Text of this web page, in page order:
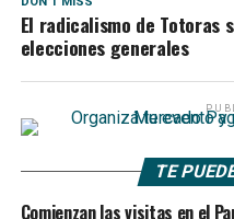
El radicalismo de Totoras
elecciones generales
TE
Comienzan las visitas en el